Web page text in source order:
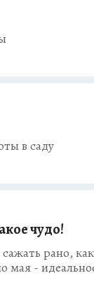
в саду
чудо!
рано,
мая -